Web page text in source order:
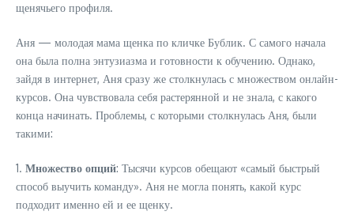
щенячьего профиля.
Аня — молодая мама щенка по кличке Бублик. С самого начала
она была полна энтузиазма и готовности к обучению. Однако,
зайдя в интернет, Аня сразу же столкнулась с множеством онлайн-
курсов. Она чувствовала себя растерянной и не знала, с какого
конца начинать. Проблемы, с которыми столкнулась Аня, были
такими:
1. Множество опций: Тысячи курсов обещают «самый быстрый
способ выучить команду». Аня не могла понять, какой курс
подходит именно ей и ее щенку.